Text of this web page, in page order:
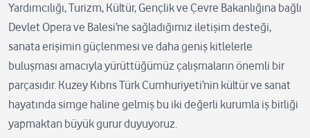
Yardımcılığı, Turizm, Kültür, Gençlik ve Çevre Bakanlığına bağlı
Devlet Opera ve Balesi’ne sağladığımız iletişim desteği,
sanata erişimin güçlenmesi ve daha geniş kitlelerle
buluşması amacıyla yürüttüğümüz çalışmaların önemli bir
parçasıdır. Kuzey Kıbrıs Türk Cumhuriyeti’nin kültür ve sanat
hayatında simge haline gelmiş bu iki değerli kurumla iş birliği
yapmaktan büyük gurur duyuyoruz.